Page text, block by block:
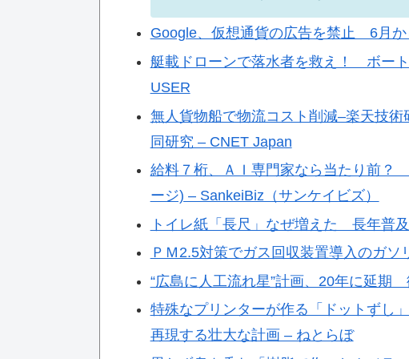
Google、仮想通貨の広告を禁止 6月か
艇載ドローンで落水者を救え！ ボー
USER
無人貨物船で物流コスト削減–楽天技
同研究 – CNET Japan
給料７桁、ＡＩ専門家なら当たり前？
ージ) – SankeiBiz（サンケイビズ）
トイレ紙「長尺」なぜ増えた 長年普
ＰＭ2.5対策でガス回収装置導入のガ
“広島に人工流れ星”計画、20年に延期
特殊なプリンターが作る「ドットずし
再現する壮大な計画 – ねとらぼ